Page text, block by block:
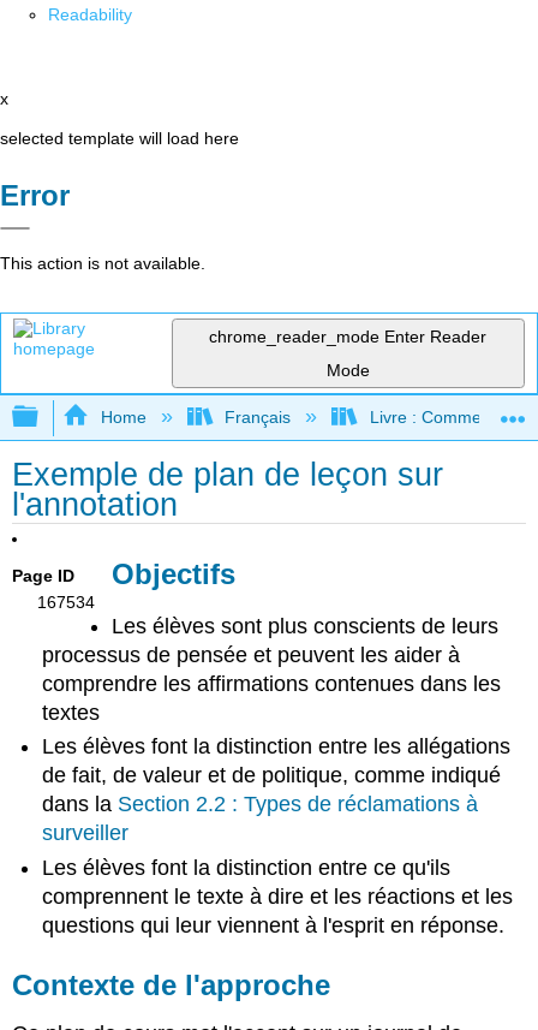
Readability
x
selected template will load here
Error
This action is not available.
chrome_reader_mode Enter Reader
Mode
Expand/collapse global hierarchy
Home Français Livre : Comment
Exemple de plan de leçon sur
l'annotation
Page ID
167534
Objectifs
Les élèves sont plus conscients de leurs
processus de pensée et peuvent les aider à
comprendre les affirmations contenues dans les
textes
Les élèves font la distinction entre les allégations
de fait, de valeur et de politique, comme indiqué
dans la Section 2.2 : Types de réclamations à
surveiller
Les élèves font la distinction entre ce qu'ils
comprennent le texte à dire et les réactions et les
questions qui leur viennent à l'esprit en réponse.
Contexte de l'approche